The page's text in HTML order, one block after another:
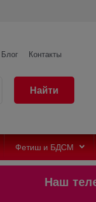
Блог
Контакты
Найти
Фетиш и БДСМ
Наш